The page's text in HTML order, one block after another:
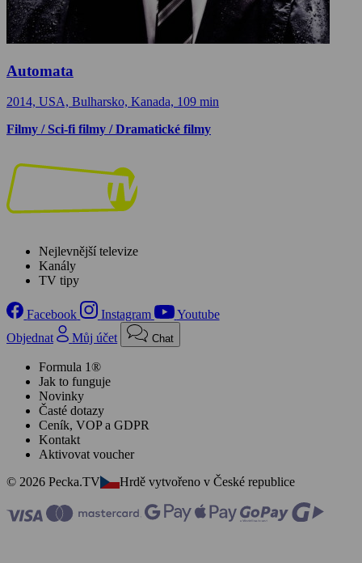
Automata
2014, USA, Bulharsko, Kanada, 109 min
Filmy / Sci-fi filmy / Dramatické filmy
Nejlevnější televize
Kanály
TV tipy
Facebook Instagram
Youtube
Objednat
Můj účet Chat
Formula 1®
Jak to funguje
Novinky
Časté dotazy
Ceník, VOP a GDPR
Kontakt
Aktivovat voucher
© 2026 Pecka.TV
Hrdě vytvořeno v České republice